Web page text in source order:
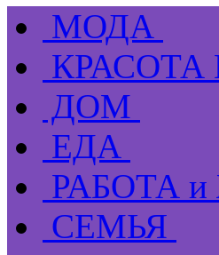
МОДА
КРАСОТА
ДОМ
ЕДА
РАБОТА
СЕМЬЯ